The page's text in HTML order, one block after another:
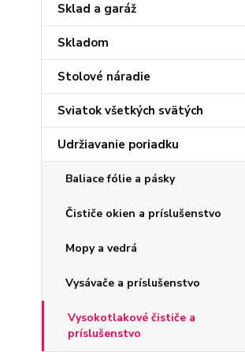
Sklad a garáž
Skladom
Stolové náradie
Sviatok všetkých svätých
Udržiavanie poriadku
Baliace fólie a pásky
Čističe okien a príslušenstvo
Mopy a vedrá
Vysávače a príslušenstvo
Vysokotlakové čističe a
príslušenstvo